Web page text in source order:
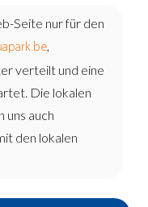
Seite nur für den
,
verteilt und eine
Die lokalen
uns auch
den lokalen